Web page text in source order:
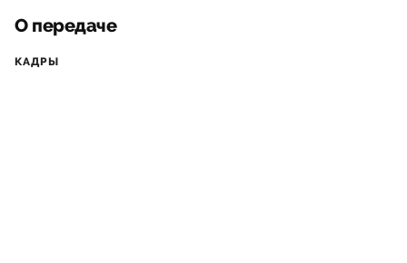
О передаче
КАДРЫ